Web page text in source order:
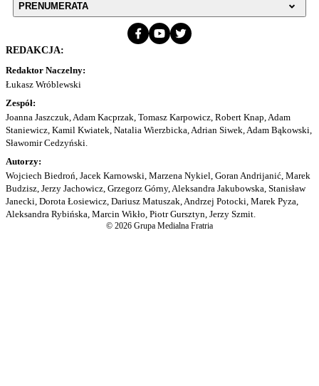
PRENUMERATA
REDAKCJA:
Redaktor Naczelny:
Łukasz Wróblewski
Zespół:
Joanna Jaszczuk, Adam Kacprzak, Tomasz Karpowicz, Robert Knap, Adam
Staniewicz, Kamil Kwiatek, Natalia Wierzbicka, Adrian Siwek, Adam Bąkowski,
Sławomir Cedzyński.
Autorzy:
Wojciech Biedroń, Jacek Karnowski, Marzena Nykiel, Goran Andrijanić, Marek
Budzisz, Jerzy Jachowicz, Grzegorz Górny, Aleksandra Jakubowska, Stanisław
Janecki, Dorota Łosiewicz, Dariusz Matuszak, Andrzej Potocki, Marek Pyza,
Aleksandra Rybińska, Marcin Wikło, Piotr Gursztyn, Jerzy Szmit.
© 2026 Grupa Medialna Fratria